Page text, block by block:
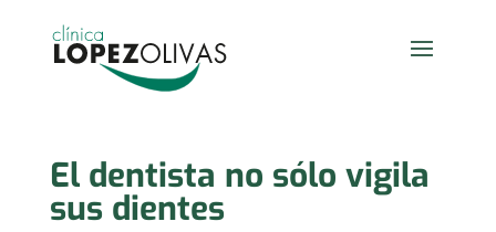
El dentista no sólo vigila
sus dientes